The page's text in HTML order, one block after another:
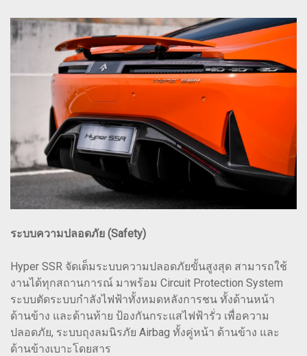
ระบบความปลอดภัย (Safety)
Hyper SSR จัดเต็มระบบความปลอดภัยขั้นสูงสุด สามารถใช้
งานได้ทุกสถานการณ์ มาพร้อม Circuit Protection System
ระบบตัดระบบกำลังไฟฟ้าทั้งหมดหลังการชน ทั้งด้านหน้า
ด้านข้าง และด้านท้าย ป้องกันกระแสไฟฟ้ารั่ว เพื่อความ
ปลอดภัย, ระบบถุงลมนิรภัย Airbag ทั้งคู่หน้า ด้านข้าง และ
ด้านข้างเบาะโดยสาร